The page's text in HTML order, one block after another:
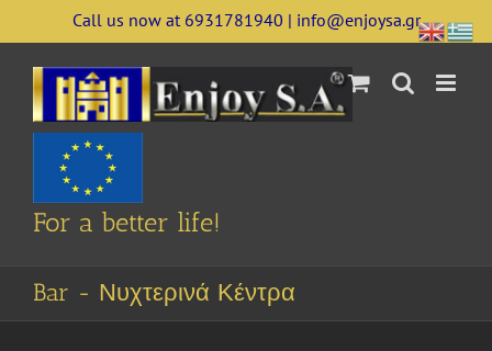
to
content
Call us now at 6931781940 | info@enjoysa.gr
For a better life!
Bar - Νυχτερινά Κέντρα